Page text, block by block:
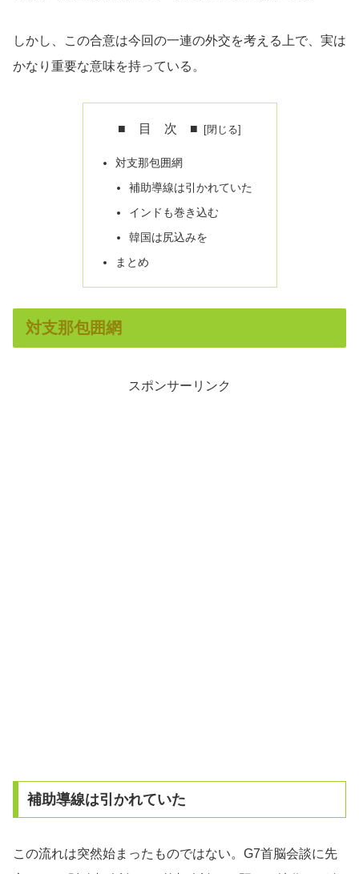
しかし、この合意は今回の一連の外交を考える上で、実は
かなり重要な意味を持っている。
■ 目 次 ■
対支那包囲網
補助導線は引かれていた
インドも巻き込む
韓国は尻込みを
まとめ
対支那包囲網
スポンサーリンク
補助導線は引かれていた
この流れは突然始まったものではない。G7首脳会談に先